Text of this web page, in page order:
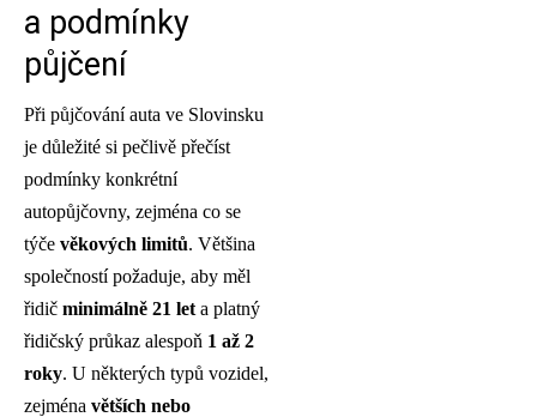
a podmínky
půjčení
Při půjčování auta ve Slovinsku
je důležité si pečlivě přečíst
podmínky konkrétní
autopůjčovny, zejména co se
týče věkových limitů. Většina
společností požaduje, aby měl
řidič minimálně 21 let a platný
řidičský průkaz alespoň 1 až 2
roky. U některých typů vozidel,
zejména větších nebo